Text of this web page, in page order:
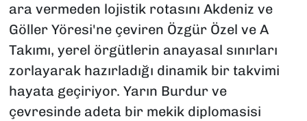
ara vermeden lojistik rotasını Akdeniz ve
Göller Yöresi'ne çeviren Özgür Özel ve A
Takımı, yerel örgütlerin anayasal sınırları
zorlayarak hazırladığı dinamik bir takvimi
hayata geçiriyor. Yarın Burdur ve
çevresinde adeta bir mekik diplomasisi